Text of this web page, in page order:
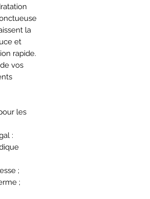
la
et
rapide.
vos
les
:
;
;